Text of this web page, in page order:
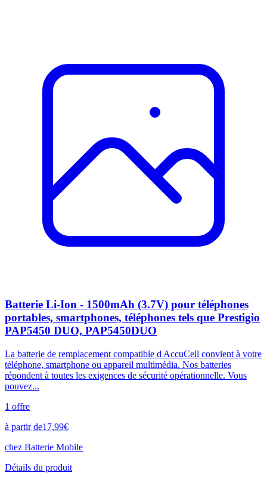
Batterie Li-Ion - 1500mAh (3.7V) pour téléphones
portables, smartphones, téléphones tels que Prestigio
PAP5450 DUO, PAP5450DUO
La batterie de remplacement compatible d AccuCell convient à votre
téléphone, smartphone ou appareil multimédia. Nos batteries
répondent à toutes les exigences de sécurité opérationnelle. Vous
pouvez...
1 offre
à partir de17,99€
chez Batterie Mobile
Détails du produit